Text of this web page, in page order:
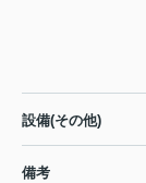
設備(その他)
備考